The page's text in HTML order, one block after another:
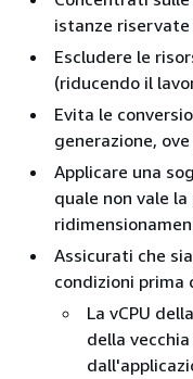
istanze
Escludere le
(riducendo il
Evita le
generazione,
Applicare una
quale non vale
Assicurati che
condizioni prima
La vCPU
della